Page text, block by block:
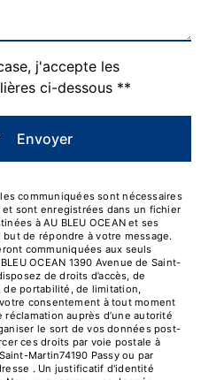
j'accepte les
ci-dessous **
Envoyer
communiquées sont nécessaires
sont enregistrées dans un fichier
à AU BLEU OCEAN et ses
de répondre à votre message.
communiquées aux seuls
OCEAN 1390 Avenue de Saint-
de droits d’accès, de
de portabilité, de limitation,
consentement à tout moment
auprès d’une autorité
le sort de vos données post-
ces droits par voie postale à
Martin74190 Passy ou par
. Un justificatif d'identité